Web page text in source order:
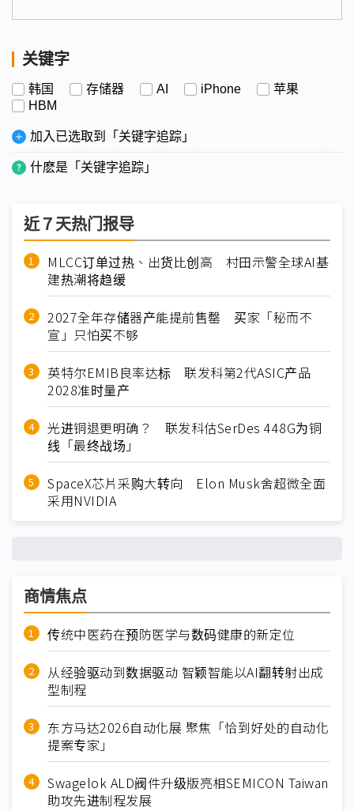
关键字
韩国 存储器 AI iPhone
苹果
HBM
加入已选取到「关键字追踪」
什麽是「关键字追踪」
近７天热门报导
MLCC订单过热、出货比创高 村田示警全球AI基
建热潮将趋缓
2027全年存储器产能提前售罄 买家「秘而不
宣」只怕买不够
英特尔EMIB良率达标 联发科第2代ASIC产品
2028准时量产
光进铜退更明确？ 联发科估SerDes 448G为铜
线「最终战场」
SpaceX芯片采购大转向 Elon Musk舍超微全面
采用NVIDIA
商情焦点
传统中医药在预防医学与数码健康的新定位
从经验驱动到数据驱动 智颖智能以AI翻转射出成
型制程
东方马达2026自动化展 聚焦「恰到好处的自动化
提案专家」
Swagelok ALD阀件升级版亮相SEMICON Taiwan
助攻先进制程发展